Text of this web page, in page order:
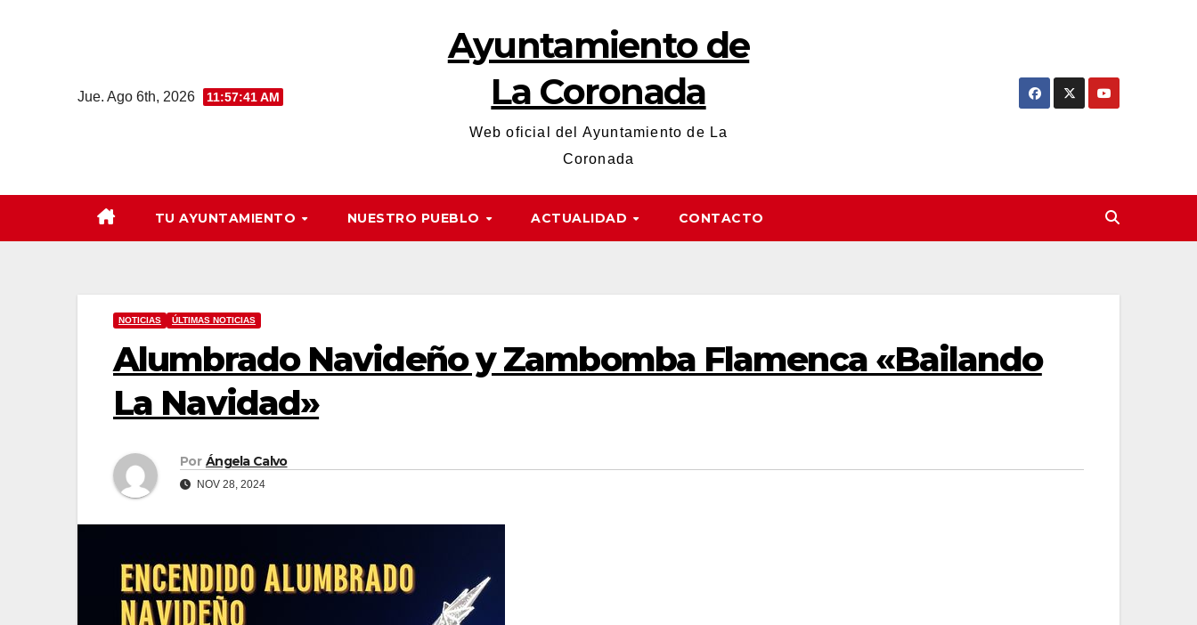
Jue. Ago 6th, 2026 11:57:42 AM
Ayuntamiento de
La Coronada
Web oficial del Ayuntamiento de La
Coronada
TU AYUNTAMIENTO NUESTRO PUEBLO ACTUALIDAD CONTACTO
NOTICIAS ÚLTIMAS NOTICIAS
Alumbrado Navideño y Zambomba Flamenca «Bailando
La Navidad»
Por Ángela Calvo
NOV 28, 2024